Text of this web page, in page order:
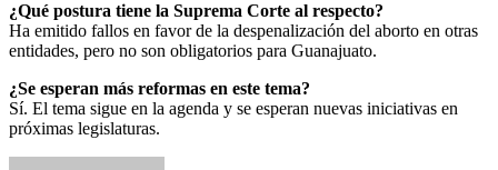
¿Qué postura tiene la Suprema Corte al respecto?
Ha emitido fallos en favor de la despenalización del aborto en otras
entidades, pero no son obligatorios para Guanajuato.
¿Se esperan más reformas en este tema?
Sí. El tema sigue en la agenda y se esperan nuevas iniciativas en
próximas legislaturas.